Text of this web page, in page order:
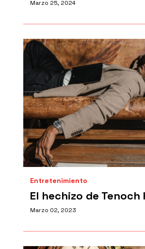
Marzo 25, 2024
Entretenimiento
El hechizo de Tenoch
Marzo 02, 2023